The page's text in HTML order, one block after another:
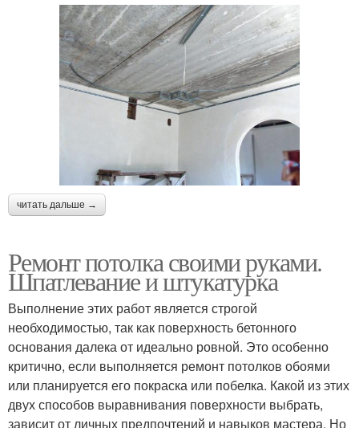
читать дальше →
Ремонт потолка своими руками.
Шпатлевание и штукатурка
Выполнение этих работ является строгой
необходимостью, так как поверхность бетонного
основания далека от идеально ровной. Это особенно
критично, если выполняется ремонт потолков обоями
или планируется его покраска или побелка. Какой из этих
двух способов выравнивания поверхности выбрать,
зависит от личных предпочтений и навыков мастера. Но